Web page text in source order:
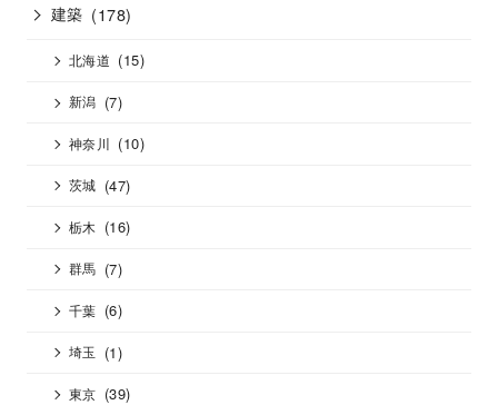
建築 (178)
北海道 (15)
新潟 (7)
神奈川 (10)
茨城 (47)
栃木 (16)
群馬 (7)
千葉 (6)
埼玉 (1)
東京 (39)